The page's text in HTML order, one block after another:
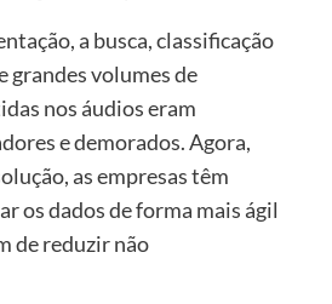
a busca, classificação
grandes volumes de
nos áudios eram
e demorados. Agora,
as empresas têm
os dados de forma mais ágil
de reduzir não